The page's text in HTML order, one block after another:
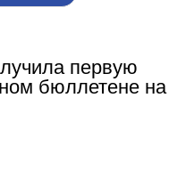
первую
бюллетене на